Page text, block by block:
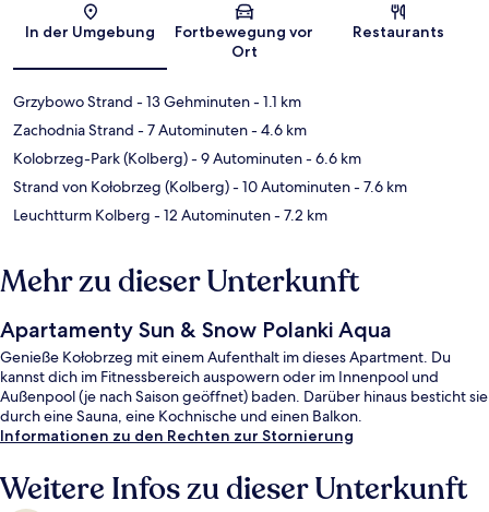
Karte
In der Umgebung
Fortbewegung vor
Ort
Restaurants
Grzybowo Strand - 13 Gehminuten- 1.1 km
Zachodnia Strand - 7 Autominuten- 4.6 km
Kolobrzeg-Park (Kolberg)- 9 Autominuten- 6.6 km
Strand von Kołobrzeg (Kolberg)- 10 Autominuten- 7.6 km
Leuchtturm Kolberg - 12 Autominuten- 7.2 km
Mehr zu dieser Unterkunft
Apartamenty Sun & Snow Polanki Aqua
Genieße Kołobrzeg mit einem Aufenthalt im dieses Apartment. Du
kannst dich im Fitnessbereich auspowern oder im Innenpool und
Außenpool (je nach Saison geöffnet) baden. Darüber hinaus besticht sie
durch eine Sauna, eine Kochnische und einen Balkon.
Informationen zu den Rechten zur Stornierung
Weitere Infos zu dieser Unterkunft